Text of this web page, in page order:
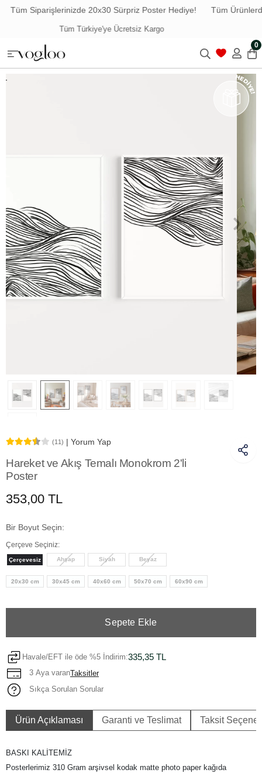
Tüm Siparişlerinizde 20x30 Sürpriz Poster Hediye! Tüm
Havale ile Ödemede %5 İndirim
0
(11) | Yorum Yap
Hareket ve Akış Temalı Monokrom 2'li
Poster
353,00 TL
Bir Boyut Seçin:
Çerçeve Seçiniz:
Çerçevesiz Ahşap Siyah Beyaz
20x30 cm 30x45 cm 40x60 cm 50x70 cm 60x90 cm
Sepete Ekle
Havale/EFT ile öde %5 İndirim:335,35 TL
3 Aya varanTaksitler
Sıkça Sorulan Sorular
Ürün Açıklaması Garanti ve Teslimat Taksit
BASKI KALİTEMİZ
Posterlerimiz 310 Gram arşivsel kodak matte photo paper kağıda